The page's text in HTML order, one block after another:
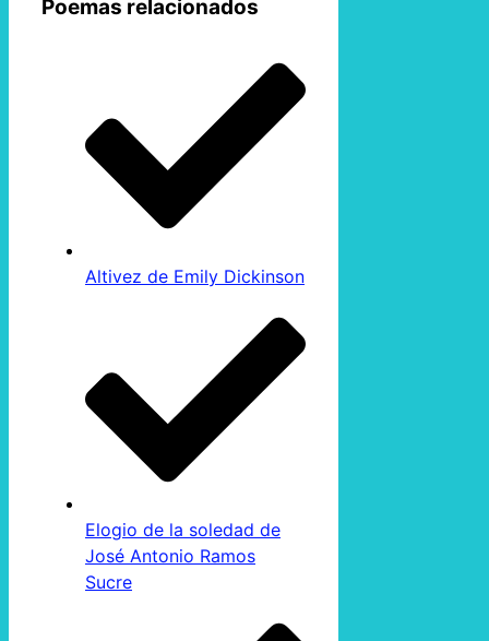
Poemas relacionados
Altivez de Emily Dickinson
Elogio de la soledad de
José Antonio Ramos
Sucre